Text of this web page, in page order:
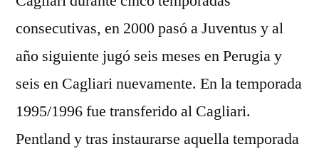
consecutivas, en 2000 pasó a Juventus y al
año siguiente jugó seis meses en Perugia y
seis en Cagliari nuevamente. En la temporada
1995/1996 fue transferido al Cagliari.
Pentland y tras instaurarse aquella temporada